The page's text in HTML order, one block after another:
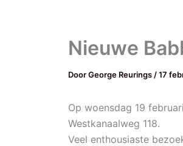
Nieuwe
DoorGeorge Reurings /17
Op woensdag 19
Westkanaalweg 118.
Veel enthousiaste